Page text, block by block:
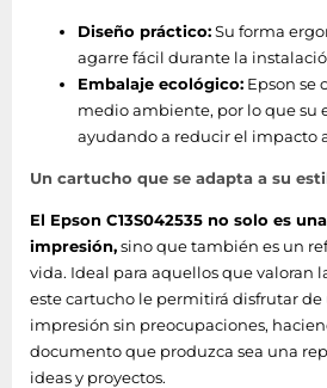
Premium
Premium
Premium
Premium
Photo XP-
Photo XP-
Photo XP-
Photo XP-
Photo HD
Diseño práctico:Su forma
agarre fácil durante la
Embalaje ecológico: Epson se
medio ambiente, por lo que su
ayudando a reducir el impacto
Un cartucho que se adapta a su
El Epson C13S042535 no solo es
impresión,sino que también es un
vida. Ideal para aquellos que valoran
este cartucho le permitirá disfrutar
impresión sin preocupaciones,
documento que produzca sea una
ideas y proyectos.